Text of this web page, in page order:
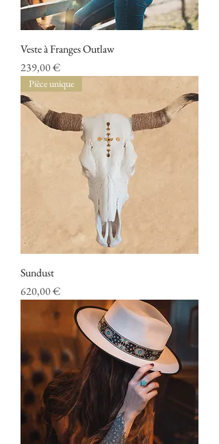
Veste à Franges Outlaw
Prix
239,00 €
Pièce unique
Sundust
Prix
620,00 €